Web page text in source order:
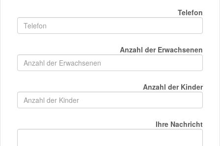
Telefon
Anzahl der Erwachsenen
Anzahl der Kinder
Ihre Nachricht